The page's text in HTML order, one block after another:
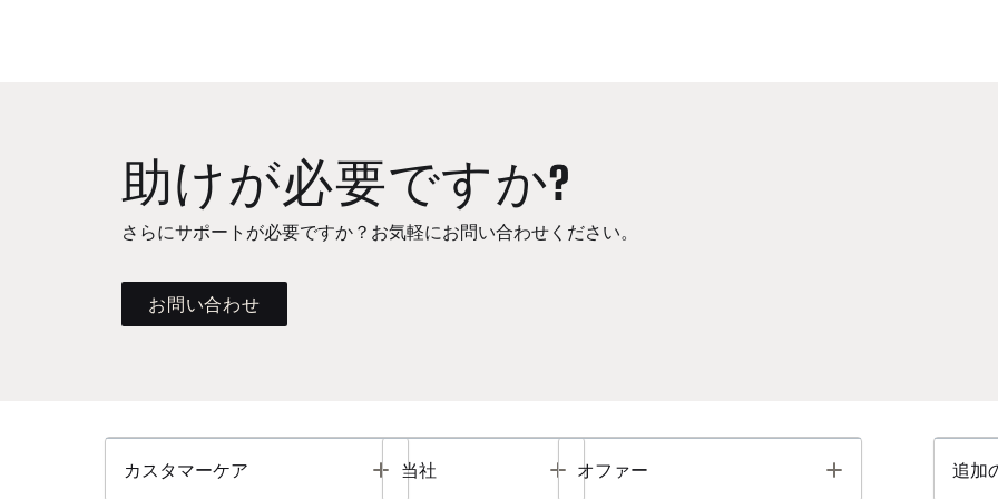
助けが必要ですか?
さらにサポートが必要ですか？お気軽にお問い合わせください。
お問い合わせ
カスタマーケア Toggle
当社 Toggle
オファー Toggle 追加